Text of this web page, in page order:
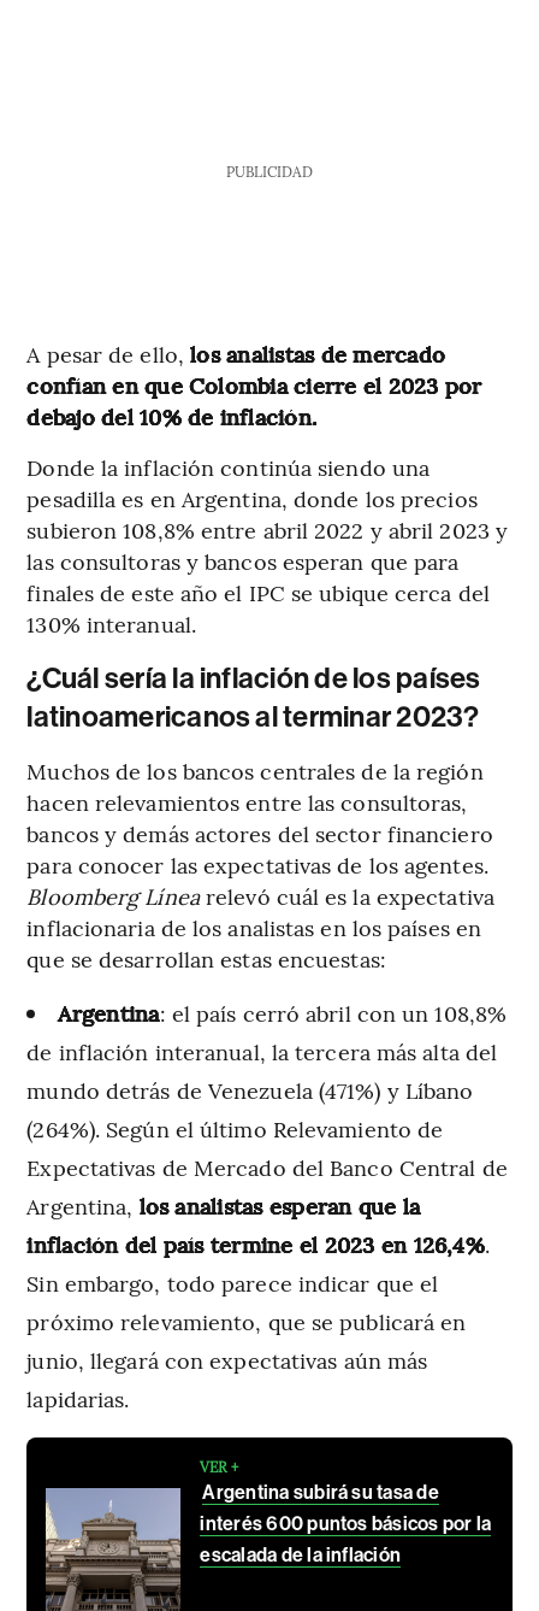
PUBLICIDAD
A pesar de ello, los analistas de mercado
confían en que Colombia cierre el 2023 por
debajo del 10% de inflación.
Donde la inflación continúa siendo una
pesadilla es en Argentina, donde los precios
subieron 108,8% entre abril 2022 y abril 2023 y
las consultoras y bancos esperan que para
finales de este año el IPC se ubique cerca del
130% interanual.
¿Cuál sería la inflación de los países
latinoamericanos al terminar 2023?
Muchos de los bancos centrales de la región
hacen relevamientos entre las consultoras,
bancos y demás actores del sector financiero
para conocer las expectativas de los agentes.
Bloomberg Línearelevó cuál es la expectativa
inflacionaria de los analistas en los países en
que se desarrollan estas encuestas:
Argentina: el país cerró abril con un 108,8%
de inflación interanual, la tercera más alta del
mundo detrás de Venezuela (471%) y Líbano
(264%). Según el último Relevamiento de
Expectativas de Mercado del Banco Central de
Argentina, los analistas esperan que la
inflación del país termine el 2023 en 126,4%.
Sin embargo, todo parece indicar que el
próximo relevamiento, que se publicará en
junio, llegará con expectativas aún más
lapidarias.
VER +
Argentina subirá su tasa de
interés 600 puntos básicos por la
escalada de la inflación